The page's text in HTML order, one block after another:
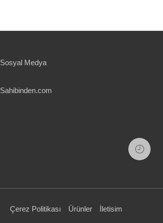
Sosyal Medya
Sahibinden.com
Çerez Politikası Ürünler İletisim